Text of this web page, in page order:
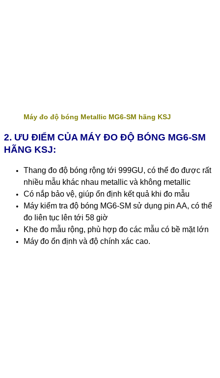
Máy đo độ bóng Metallic MG6-SM hãng KSJ
2. ƯU ĐIỂM CỦA MÁY ĐO ĐỘ BÓNG MG6-SM
HÃNG KSJ:
Thang đo độ bóng rộng tới 999GU, có thể đo được rất
nhiều mẫu khác nhau metallic và không metallic
Có nắp bảo vệ, giúp ổn định kết quả khi đo mẫu
Máy kiểm tra độ bóng MG6-SM sử dụng pin AA, có thể
đo liên tục lên tới 58 giờ
Khe đo mẫu rộng, phù hợp đo các mẫu có bề mặt lớn
Máy đo ổn định và độ chính xác cao.